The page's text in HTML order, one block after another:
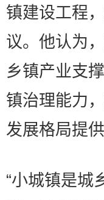
镇建设工程
议。他认为
乡镇产业支
镇治理能力
发展格局提
“小城镇是城